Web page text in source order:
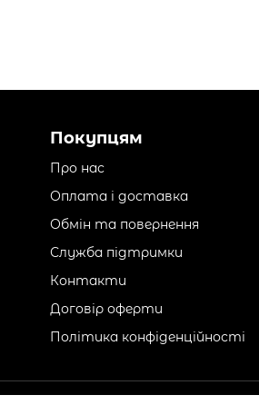
Покупцям
Про нас
Оплата і доставка
Обмін та повернення
Служба підтримки
Контакти
Договір оферти
Політика конфіденційності